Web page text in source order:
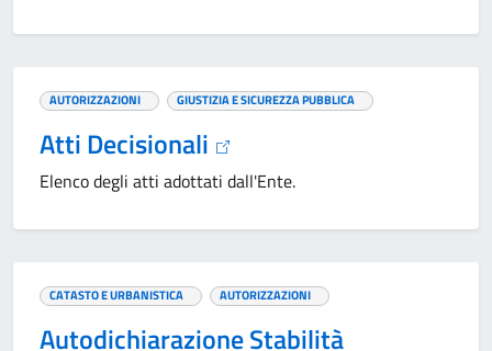
AUTORIZZAZIONI GIUSTIZIA E SICUREZZA PUBBLICA
Atti Decisionali
Elenco degli atti adottati dall'Ente.
CATASTO E URBANISTICA AUTORIZZAZIONI
Autodichiarazione Stabilità